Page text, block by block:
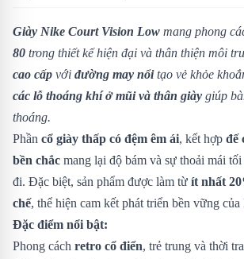
Giày Nike Court Vision Low mang phong
80 trong thiết kế hiện đại và thân thiện môi
cao cấp với đường may nổitạo vẻ khỏe
các lỗ thoáng khí ở mũi và thân giày giúp
thoáng.
Phần cổ giày thấp có đệm êm ái, kết hợp đế
bền chắc mang lại độ bám và sự thoải mái
đi. Đặc biệt, sản phẩm được làm từ ít nhất
chế, thể hiện cam kết phát triển bền vững của
Đặc điểm nổi bật:
Phong cách retro cổ điển, trẻ trung và thời